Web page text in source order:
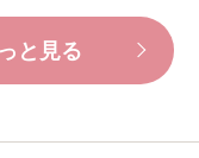
と見る